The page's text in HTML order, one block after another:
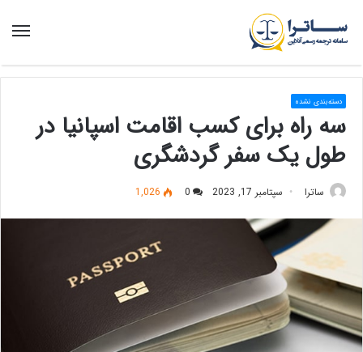
منو
دسته‌بندی نشده
سه راه برای کسب اقامت اسپانیا در
طول یک سفر گردشگری
ساترا سپتامبر 17, 2023 0
1,026